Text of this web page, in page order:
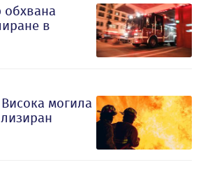
в
могила